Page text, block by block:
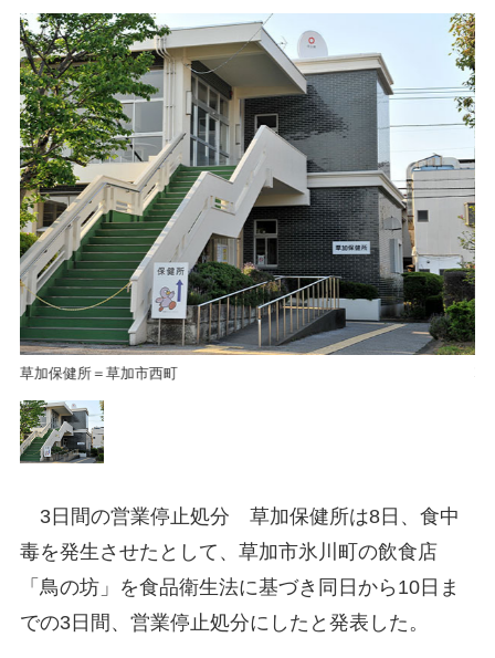
草加保健所＝草加市西町
3日間の営業停止処分 草加保健所は8日、食中
毒を発生させたとして、草加市氷川町の飲食店
「鳥の坊」を食品衛生法に基づき同日から10日ま
での3日間、営業停止処分にしたと発表した。